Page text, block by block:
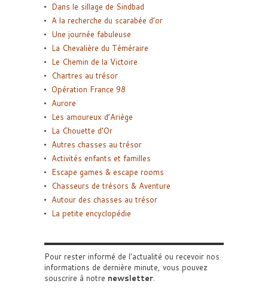
Dans le sillage de Sindbad
A la recherche du scarabée d’or
Une journée fabuleuse
La Chevalière du Téméraire
Le Chemin de la Victoire
Chartres au trésor
Opération France 98
Aurore
Les amoureux d’Ariège
La Chouette d’Or
Autres chasses au trésor
Activités enfants et familles
Escape games & escape rooms
Chasseurs de trésors & Aventure
Autour des chasses au trésor
La petite encyclopédie
Pour rester informé de l'actualité ou recevoir nos
informations de dernière minute, vous pouvez
souscrire à notre newsletter.